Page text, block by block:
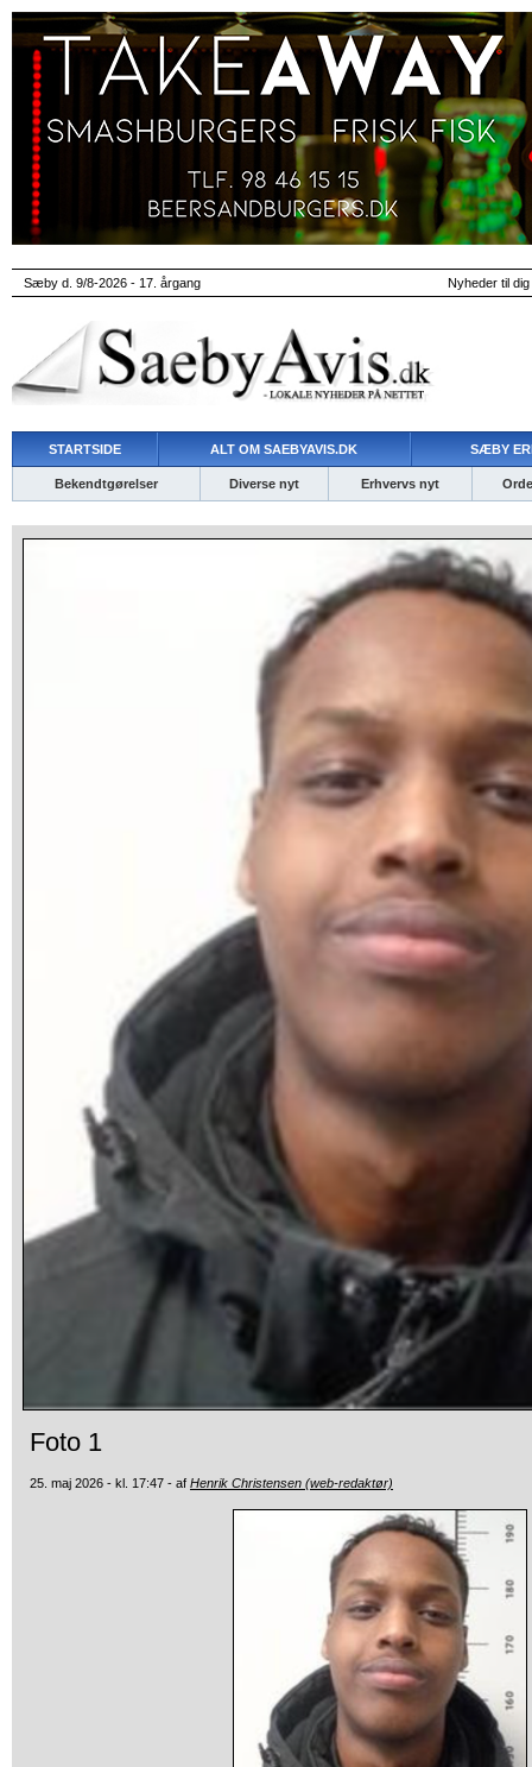
Sæby d. 9/8-2026 - 17. årgang Nyheder til
STARTSIDE ALT OM SAEBYAVIS.DK SÆBY
Bekendtgørelser Diverse nyt Erhvervs nyt
Foto 1
25. maj 2026 - kl. 17:47 - af Henrik Christensen (web-redaktør)